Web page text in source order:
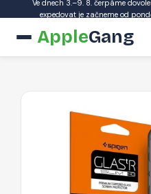
Ve dnech 3.–9. 8. čerpáme
expedovat je začneme od
AppleGang